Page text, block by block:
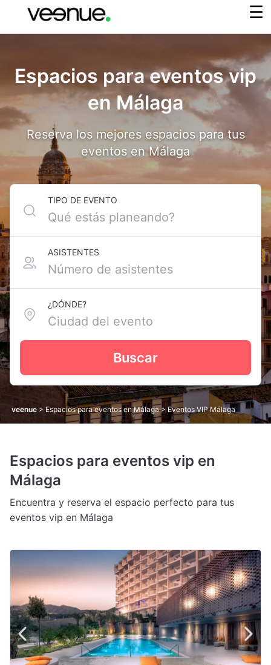
Espacios para eventos vip
en Málaga
Reserva los mejores espacios para tus
eventos en Málaga
TIPO DE EVENTO
ASISTENTES
¿DÓNDE?
Buscar
veenue > Espacios para eventos en Málaga> Eventos VIP Málaga
Espacios para eventos vip en
Málaga
Encuentra y reserva el espacio perfecto para tus
eventos vip en Málaga